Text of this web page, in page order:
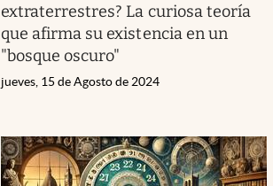
extraterrestres? La curiosa teoría
que afirma su existencia en un
"bosque oscuro"
jueves, 15 de Agosto de 2024